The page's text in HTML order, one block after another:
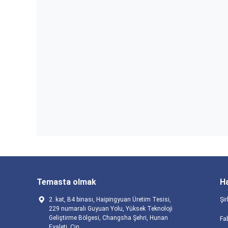
Temasta olmak
2. kat, B4 binası, Haipingyuan Üretim Tesisi,
229 numaralı Guyuan Yolu, Yüksek Teknoloji
Geliştirme Bölgesi, Changsha Şehri, Hunan